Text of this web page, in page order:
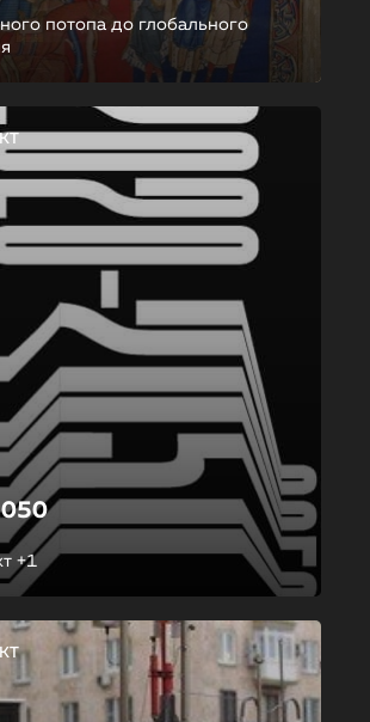
потопа до глобального
+1